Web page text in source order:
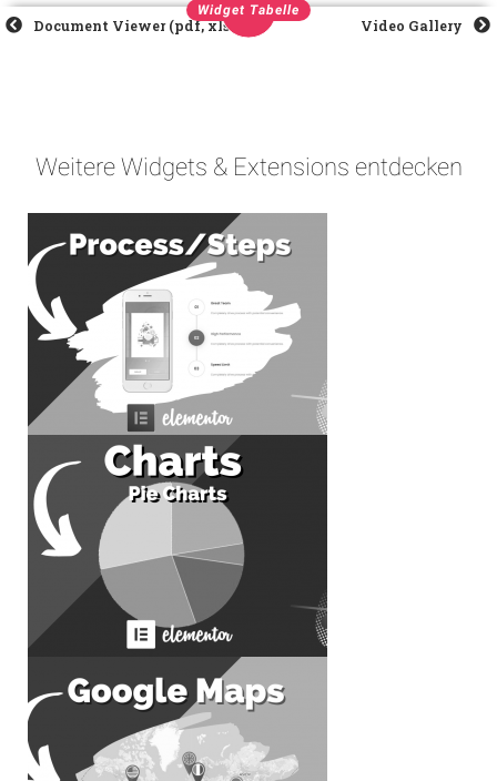
Widget Tabelle
Video Gallery
Weitere Widgets & Extensions entdecken